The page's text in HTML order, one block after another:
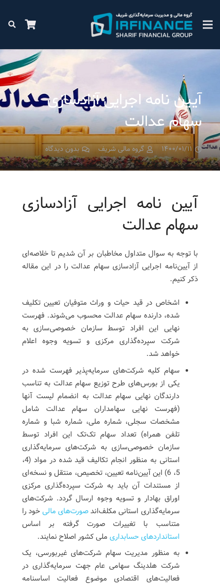
آیین نامه اجرایی آزادسازی
سهام عدالت
۱۴۰۰/۰۱/۱۱ گروه مالی شریف بدون دیدگاه
آیین نامه اجرایی آزادسازی
سهام عدالت
با توجه به سوال متداول مخاطبان بر آن شدیم تا خلاصه‌ای
از آیین‌نامه اجرایی آزادسازی سهام عدالت را در این مقاله
ذکر کنیم.
اشخاص در قید حیات و وراث متوفیان تعیین تکلیف
شده، دارنده سهام عدالت محسوب می‌شوند. فهرست
نهایی این افراد توسط سازمان خصوصی‌سازی به
شرکت سپرده‌گذاری مرکزی و تسویه وجوه اعلام
خواهد شد.
سهام کلیه شرکت‌های سرمایه‌پذیر فهرست شده در
یکی از بورس‌های طرح توزیع سهام عدالت به تناسب
دارندگان نهایی سهام عدالت به انضمام لیست آنها
(فهرست نهایی سهامداران سهام عدالت شامل
مشخصات سجلی، شماره ملی، شماره شبا و شماره
تلفن همراه) تعداد سهام تک‌تک این افراد توسط
سازمان خصوصی‌سازی به شرکت‌های سرمایه‌گذاری
استانی به منظور انجام تکالیف قید شده در مواد (4،
5، 6) این آیین‌نامه تعیین، تخصیص، منتقل و نسخه‌ای
از مستندات آن باید به شرکت سپرده‌گذاری مرکزی
اوراق بهادار و تسویه وجوه ارسال گردد. شرکت‌های
سرمایه‌گذاری استانی مکلف‌اندصورت‌های مالیخود را
متناسب با تغییرات صورت گرفته بر اساس
استانداردهای حسابداری ملی کشور اصلاح نمایند.
به منظور مدیریت سهام شرکت‌های غیربورسی، یک
شرکت هلدینگ سهامی عام جهت سرمایه‌گذاری در
فعالیت‌های اقتصادی موضوع فعالیت اساسنامه